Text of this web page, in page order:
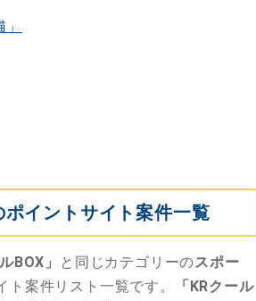
ポイントサイト案件一覧
BOX」 と同じカテゴリーのスポー
ト案件リスト一覧です。
「KRクール